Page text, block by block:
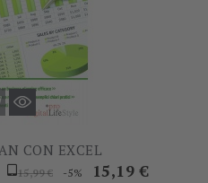
CON EXCEL
Prezzo
15,99 € -5% Prezzo
15,19 €